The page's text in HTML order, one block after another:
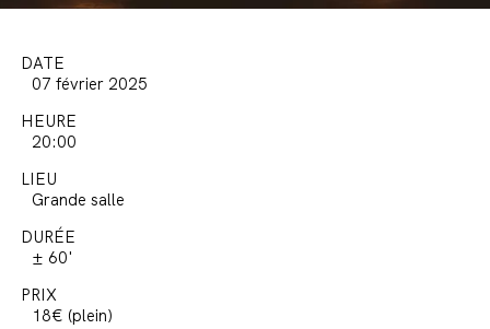
DATE
07 février 2025
HEURE
20:00
LIEU
Grande salle
DURÉE
± 60'
PRIX
18€ (plein)